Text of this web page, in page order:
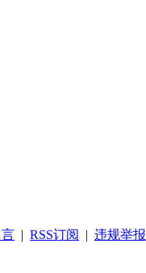
| RSS订阅 | 违规举报